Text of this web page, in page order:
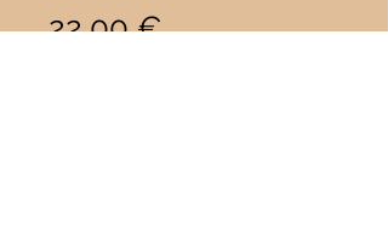
22,00 €Prix